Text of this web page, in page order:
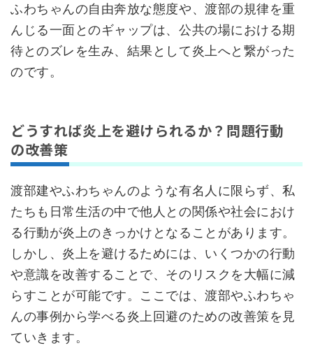
ふわちゃんの自由奔放な態度や、渡部の規律を重
んじる一面とのギャップは、公共の場における期
待とのズレを生み、結果として炎上へと繋がった
のです。
どうすれば炎上を避けられるか？問題行動
の改善策
渡部建やふわちゃんのような有名人に限らず、私
たちも日常生活の中で他人との関係や社会におけ
る行動が炎上のきっかけとなることがあります。
しかし、炎上を避けるためには、いくつかの行動
や意識を改善することで、そのリスクを大幅に減
らすことが可能です。ここでは、渡部やふわちゃ
んの事例から学べる炎上回避のための改善策を見
ていきます。